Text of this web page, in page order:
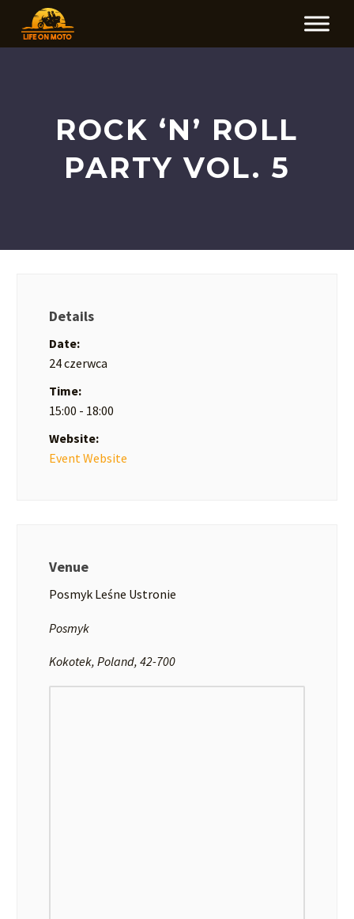
ROCK ‘N’ ROLL
PARTY VOL. 5
Details
Date:
24 czerwca
Time:
15:00 - 18:00
Website:
Event Website
Venue
Posmyk Leśne Ustronie
Posmyk
Kokotek, Poland, 42-700